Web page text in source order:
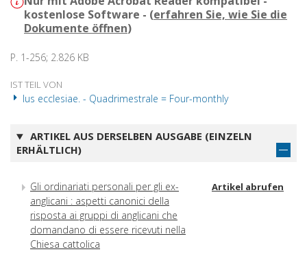
kostenlose Software - (erfahren Sie, wie Sie die
Dokumente öffnen)
P. 1-256; 2.826 KB
IST TEIL VON
Ius ecclesiae. - Quadrimestrale = Four-monthly
ARTIKEL AUS DERSELBEN AUSGABE (EINZELN
ERHÄLTLICH)
Gli ordinariati personali per gli ex-
anglicani : aspetti canonici della
risposta ai gruppi di anglicani che
domandano di essere ricevuti nella
Chiesa cattolica
Artikel abrufen